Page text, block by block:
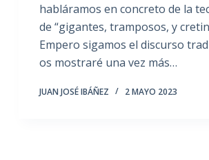
habláramos en concreto de la
de “gigantes, tramposos, y
Empero sigamos el discurso
os mostraré una vez más…
JUAN JOSÉ IBÁÑEZ 2 MAYO 2023